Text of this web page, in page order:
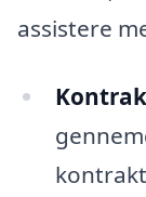
assistere